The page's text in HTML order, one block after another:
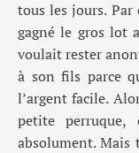
tous les jours.
gagné le gros lot
voulait rester
à son fils parce
l’argent facile.
petite
absolument.Mais